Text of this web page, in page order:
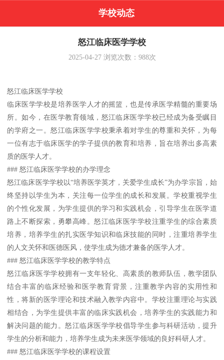
学校动态
怒江临床医学学校
2025-04-27浏览次数： 988次
怒江临床医学学校
临床医学学校是培养医学人才的摇篮，也是传承医学精髓的重要场
所。如今，在医学教育领域，怒江临床医学学校已经成为备受瞩目
的学府之一。怒江临床医学学校秉承着对学生的尊重和关怀，为每
一位有志于临床医学的学子提供的教育和培养，旨在培养出多高素
质的医学人才。
### 怒江临床医学学校的办学理念
怒江临床医学学校以“培养医学英才，关爱学生成长”为办学宗旨，始
终坚持以学生为本，关注每一位学生的成长和发展。学校重视学生
的个性化发展，为学生提供的学习和实践机会，引导学生在医学道
路上不断探索，勇攀高峰。怒江临床医学学校注重学生的综合素质
培养，培养学生的扎实医学知识和临床技能的同时，注重培养学生
的人文关怀和医德医风，使学生成为德才兼备的医学人才。
### 怒江临床医学学校的教学特点
怒江临床医学学校拥有一支年轻化、高素质的教师队伍，教学团队
结合丰富的临床经验和医学教育背景，注重教学内容的实用性和
性，将新的医学理论和技术融入教学内容中。学校注重理论与实践
相结合，为学生提供丰富的临床实践机会，培养学生的实践能力和
解决问题的能力。怒江临床医学学校倡导学生参与科研活动，提升
学生的分析和能力，培养学生成为未来医学领域的良好科研人才。
### 怒江临床医学学校的课程设置